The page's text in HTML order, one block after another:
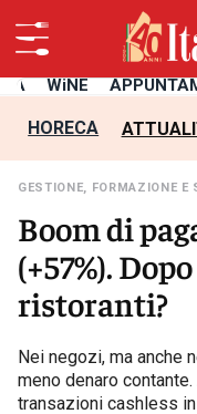
WiNE
HORECA
GESTIONE, FORMAZIONE E
Boom di
(+57%).
ristoranti?
Nei negozi, ma anche
meno denaro
transazioni cashless